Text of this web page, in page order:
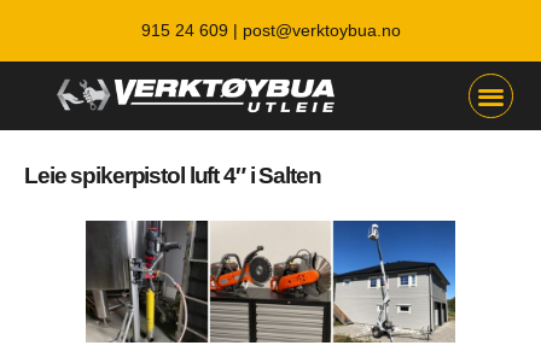
915 24 609 | post@verktoybua.no
Leie spikerpistol luft 4″ i Salten